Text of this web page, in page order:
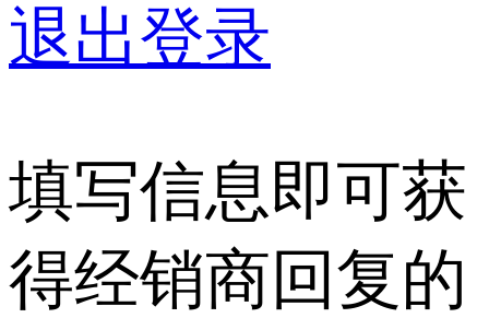
退出登录
填写信息即可获
得经销商回复的